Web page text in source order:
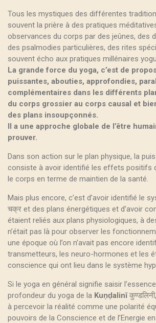
Tous les mystiques des différentes
souvent la prière à des pratiques
observances du corps par des jeûnes, des
des psalmodies particulières, des rites
souvent écho aux pratiques millénaires
La grande force du yoga, c’est de
puissantes, abouties, approfondies,
complémentaires dans les différents
du corps grossier au corps causal et
des plans insoupçonnés.
Il a une approche globale de l’être
prouver.
Dans son action sur le plan physique, la
consiste à avoir identifié les effets positifs
le corps en terme de maintien de la santé.
Mais plus encore, c’est d’avoir identifié le
चक्र et des plans énergétiques et d’avoir
étaient reliés aux plans physiologiques, à
n’était pas là pour observer les
une époque où l’on n’avait pas encore
transmetteurs, les neuro-hormones et les
conscience qui ont lieu dans le système
Si le yoga en général signifie saisir
profondeur du yoga de la Kuṇḍalinī
à percevoir la réalité comme une polarité
pouvoirs de la Conscience et de l’Energie